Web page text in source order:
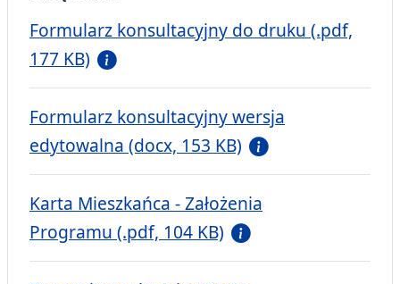
Formularz konsultacyjny do druku (.pdf,
177 KB)
Formularz konsultacyjny wersja
edytowalna (docx, 153 KB)
Karta Mieszkańca - Założenia
Programu (.pdf, 104 KB)